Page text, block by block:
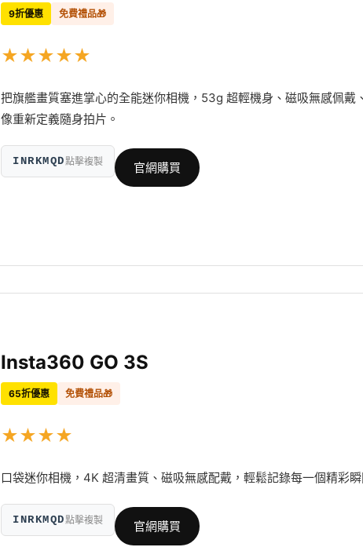
9折優惠 免費禮品🎁
★★★★★
把旗艦畫質塞進掌心的全能迷你相機，53g 超輕機身、磁吸無感佩戴
像重新定義隨身拍片。
INRKMQD點擊複製 官網購買
Insta360 GO 3S
65折優惠 免費禮品🎁
★★★★
口袋迷你相機，4K 超清畫質、磁吸無感配戴，輕鬆記錄每一個精彩瞬
INRKMQD點擊複製 官網購買